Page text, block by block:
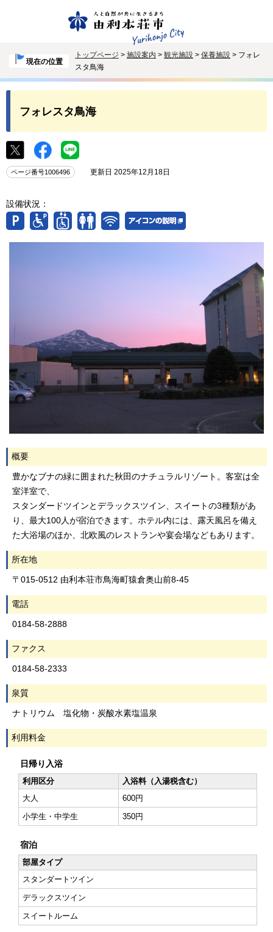
現在の位置
トップページ > 施設案内 > 観光施設 > 保養施設 > フォレ
スタ鳥海
フォレスタ鳥海
ページ番号1006496 更新日 2025年12月18日
設備状況：
概要
豊かなブナの緑に囲まれた秋田のナチュラルリゾート。客室は全
室洋室で、
スタンダードツインとデラックスツイン、スイートの3種類があ
り、最大100人が宿泊できます。ホテル内には、露天風呂を備え
た大浴場のほか、北欧風のレストランや宴会場などもあります。
所在地
〒015-0512 由利本荘市鳥海町猿倉奥山前8-45
電話
0184-58-2888
ファクス
0184-58-2333
泉質
ナトリウム 塩化物・炭酸水素塩温泉
利用料金
日帰り入浴
利用区分
入浴料（入湯税含む）
大人
600円
小学生・中学生
350円
宿泊
部屋タイプ
スタンダートツイン
デラックスツイン
スイートルーム